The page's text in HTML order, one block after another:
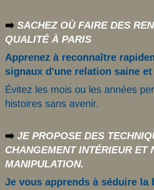
➡️ SACHEZ OÙ FAIRE DES
QUALITÉ À PARIS
Apprenez à reconnaître
signaux d'une relation saine et
Évitez les mois ou les années
histoires sans avenir.
➡️ JE PROPOSE DES
CHANGEMENT INTÉRIEUR ET
MANIPULATION.
Je vous apprends à séduire la